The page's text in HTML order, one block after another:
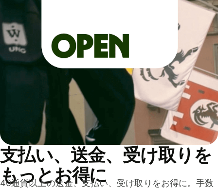
支払い、送金、受け取りを
もっとお得に
40通貨以上の送金、支払い、受け取りをお得に。手数